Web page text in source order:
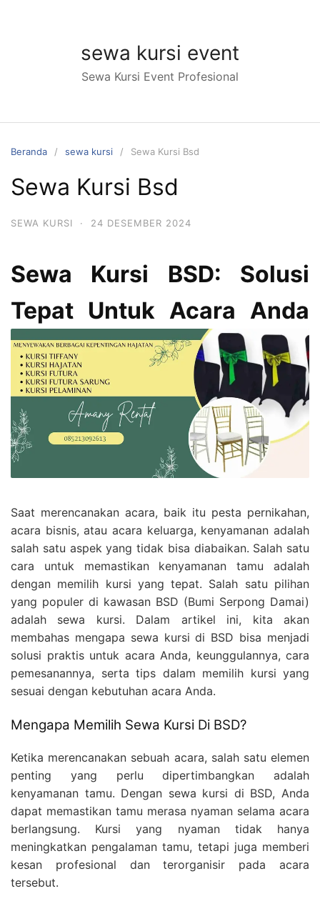
sewa kursi event
Sewa Kursi Event Profesional
Beranda sewa kursi Sewa Kursi Bsd
Sewa Kursi Bsd
SEWA KURSI · 24 DESEMBER 2024
Sewa Kursi BSD: Solusi
Tepat Untuk Acara Anda
Saat merencanakan acara, baik itu pesta pernikahan,
acara bisnis, atau acara keluarga, kenyamanan adalah
salah satu aspek yang tidak bisa diabaikan. Salah satu
cara untuk memastikan kenyamanan tamu adalah
dengan memilih kursi yang tepat. Salah satu pilihan
yang populer di kawasan BSD (Bumi Serpong Damai)
adalah sewa kursi. Dalam artikel ini, kita akan
membahas mengapa sewa kursi di BSD bisa menjadi
solusi praktis untuk acara Anda, keunggulannya, cara
pemesanannya, serta tips dalam memilih kursi yang
sesuai dengan kebutuhan acara Anda.
Mengapa Memilih Sewa Kursi Di BSD?
Ketika merencanakan sebuah acara, salah satu elemen
penting yang perlu dipertimbangkan adalah
kenyamanan tamu. Dengan sewa kursi di BSD, Anda
dapat memastikan tamu merasa nyaman selama acara
berlangsung. Kursi yang nyaman tidak hanya
meningkatkan pengalaman tamu, tetapi juga memberi
kesan profesional dan terorganisir pada acara
tersebut.